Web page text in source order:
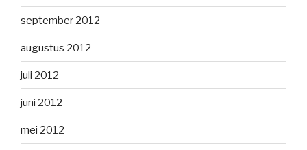
september 2012
augustus 2012
juli 2012
juni 2012
mei 2012